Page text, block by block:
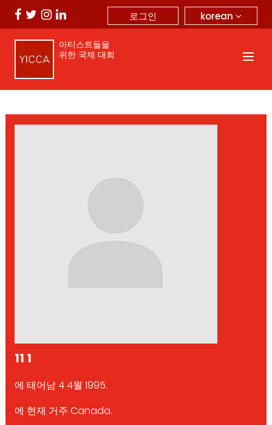
korean
로그인
아티스트들을
위한 국제 대회
11 1
에 태어남 4 4월 1995.
에 현재 거주 Canada.